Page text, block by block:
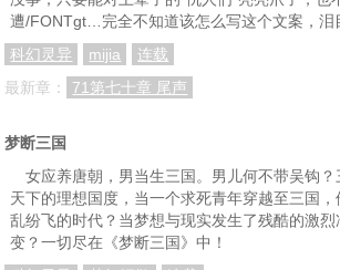
遭/FONTgt…完全不知道该怎么写这个文案，泪
科幻灵异
mijia
连载
最新章：
71第七十章 尾声
梦断三国
女应养唐朝，男当生三国。男儿何不带吴钩
天下的理想国度，当一个求死青年穿越至三国
乱纷飞的时代？当梦想与现实发生了残酷的激
变？一切尽在《梦断三国》中！